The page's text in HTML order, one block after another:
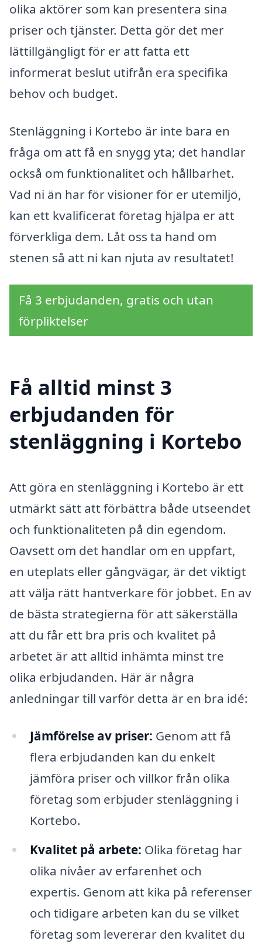
olika aktörer som kan presentera sina
priser och tjänster. Detta gör det mer
lättillgängligt för er att fatta ett
informerat beslut utifrån era specifika
behov och budget.
Stenläggning i Kortebo är inte bara en
fråga om att få en snygg yta; det handlar
också om funktionalitet och hållbarhet.
Vad ni än har för visioner för er utemiljö,
kan ett kvalificerat företag hjälpa er att
förverkliga dem. Låt oss ta hand om
stenen så att ni kan njuta av resultatet!
Få 3 erbjudanden, gratis och utan
förpliktelser
Få alltid minst 3
erbjudanden för
stenläggning i Kortebo
Att göra en stenläggning i Kortebo är ett
utmärkt sätt att förbättra både utseendet
och funktionaliteten på din egendom.
Oavsett om det handlar om en uppfart,
en uteplats eller gångvägar, är det viktigt
att välja rätt hantverkare för jobbet. En av
de bästa strategierna för att säkerställa
att du får ett bra pris och kvalitet på
arbetet är att alltid inhämta minst tre
olika erbjudanden. Här är några
anledningar till varför detta är en bra idé:
Jämförelse av priser: Genom att få
flera erbjudanden kan du enkelt
jämföra priser och villkor från olika
företag som erbjuder stenläggning i
Kortebo.
Kvalitet på arbete: Olika företag har
olika nivåer av erfarenhet och
expertis. Genom att kika på referenser
och tidigare arbeten kan du se vilket
företag som levererar den kvalitet du